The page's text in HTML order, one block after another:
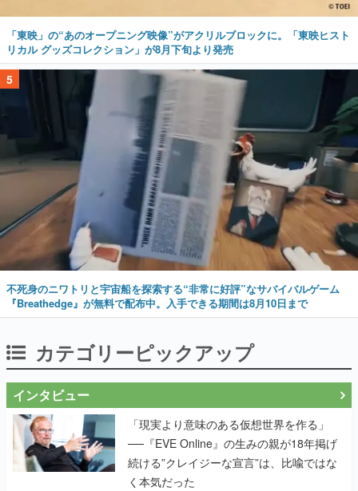
「東映」の“あのオープニング映像”がアクリルブロックに。「東映ヒスト
リカル グッズコレクション」が8月下旬より発売
5
不死身のニワトリと宇宙船を探索する“非常に好評”なサバイバルゲーム
『Breathedge』が無料で配布中。入手できる期間は8月10日まで
カテゴリーピックアップ
インタビュー
「現実より意味のある仮想世界を作る」
──『EVE Online』の生みの親が18年掲げ
続ける”クレイジーな宣言”は、比喩ではな
く本気だった